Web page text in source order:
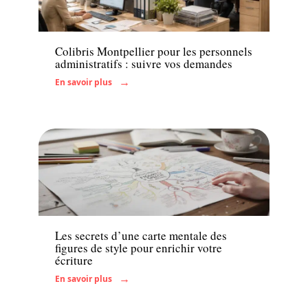
Actu
Colibris Montpellier pour les personnels
administratifs : suivre vos demandes
En savoir plus
Actu
Les secrets d’une carte mentale des
figures de style pour enrichir votre
écriture
En savoir plus